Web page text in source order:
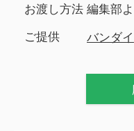
お渡し方法 編集部
ご提供 バンダイ